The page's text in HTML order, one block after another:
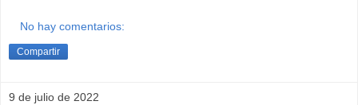
No hay comentarios:
Compartir
9 de julio de 2022